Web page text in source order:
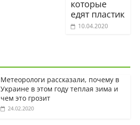
которые
едят пластик
10.04.2020
Метеорологи рассказали, почему в
Украине в этом году теплая зима и
чем это грозит
24.02.2020